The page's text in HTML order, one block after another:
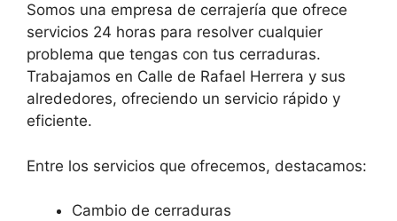
Somos una empresa de cerrajería que ofrece
servicios 24 horas para resolver cualquier
problema que tengas con tus cerraduras.
Trabajamos en Calle de Rafael Herrera y sus
alrededores, ofreciendo un servicio rápido y
eficiente.
Entre los servicios que ofrecemos, destacamos:
Cambio de cerraduras